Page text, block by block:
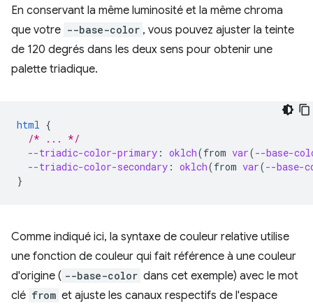
En conservant la même luminosité et la même chroma
que votre --base-color , vous pouvez ajuster la teinte
de 120 degrés dans les deux sens pour obtenir une
palette triadique.
html {
/* ... */
--triadic-color-primary : oklch(from var(--base-
--triadic-color-secondary : oklch(from var(--base-
}
Comme indiqué ici, la syntaxe de couleur relative utilise
une fonction de couleur qui fait référence à une couleur
d'origine ( --base-color dans cet exemple) avec le mot
clé from et ajuste les canaux respectifs de l'espace